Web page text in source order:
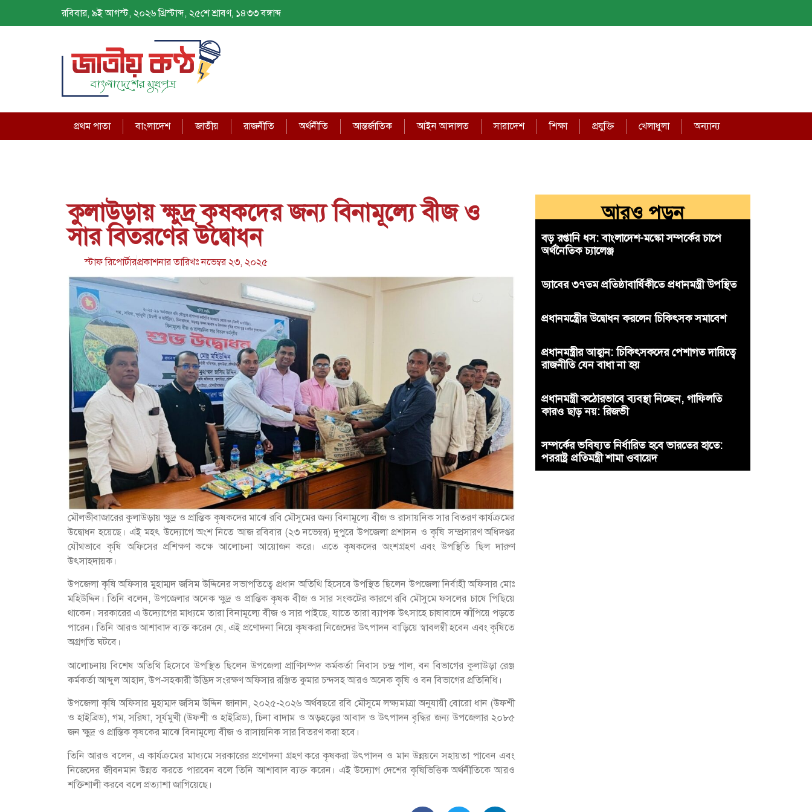
রবিবার, ৯ই আগস্ট, ২০২৬ খ্রিস্টাব্দ, ২৫শে শ্রাবণ, ১৪৩৩ বঙ্গাব্দ
প্রথম পাতা বাংলাদেশ জাতীয় রাজনীতি অর্থনীতি আন্তর্জাতিক আইন আদালত সারাদেশ শিক্ষা প্রযুক্তি খেলাধুলা অন্যান্য
কুলাউড়ায় ক্ষুদ্র কৃষকদের জন্য বিনামূল্যে বীজ ও
সার বিতরণের উদ্বোধন
স্টাফ রিপোর্টারপ্রকাশনার তারিখঃনভেম্বর ২৩, ২০২৫
মৌলভীবাজারের কুলাউড়ায় ক্ষুদ্র ও প্রান্তিক কৃষকদের মাঝে রবি মৌসুমের জন্য বিনামূল্যে বীজ ও রাসায়নিক সার বিতরণ কার্যক্রমের
উদ্বোধন হয়েছে। এই মহৎ উদ্যোগে অংশ নিতে আজ রবিবার (২৩ নভেম্বর) দুপুরে উপজেলা প্রশাসন ও কৃষি সম্প্রসারণ অধিদপ্তর
যৌথভাবে কৃষি অফিসের প্রশিক্ষণ কক্ষে আলোচনা আয়োজন করে। এতে কৃষকদের অংশগ্রহণ এবং উপস্থিতি ছিল দারুণ
উৎসাহদায়ক।
উপজেলা কৃষি অফিসার মুহাম্মদ জসিম উদ্দিনের সভাপতিত্বে প্রধান অতিথি হিসেবে উপস্থিত ছিলেন উপজেলা নির্বাহী অফিসার মোঃ
মহিউদ্দিন। তিনি বলেন, উপজেলার অনেক ক্ষুদ্র ও প্রান্তিক কৃষক বীজ ও সার সংকটের কারণে রবি মৌসুমে ফসলের চাষে পিছিয়ে
থাকেন। সরকারের এ উদ্যোগের মাধ্যমে তারা বিনামূল্যে বীজ ও সার পাইছে, যাতে তারা ব্যাপক উৎসাহে চাষাবাদে ঝাঁপিয়ে পড়তে
পারেন। তিনি আরও আশাবাদ ব্যক্ত করেন যে, এই প্রণোদনা নিয়ে কৃষকরা নিজেদের উৎপাদন বাড়িয়ে স্বাবলম্বী হবেন এবং কৃষিতে
অগ্রগতি ঘটবে।
আলোচনায় বিশেষ অতিথি হিসেবে উপস্থিত ছিলেন উপজেলা প্রাণিসম্পদ কর্মকর্তা নিবাস চন্দ্র পাল, বন বিভাগের কুলাউড়া রেঞ্জ
কর্মকর্তা আব্দুল আহাদ, উপ-সহকারী উদ্ভিদ সংরক্ষণ অফিসার রঞ্জিত কুমার চন্দসহ আরও অনেক কৃৃষি ও বন বিভাগের প্রতিনিধি।
উপজেলা কৃষি অফিসার মুহাম্মদ জসিম উদ্দিন জানান, ২০২৫-২০২৬ অর্থবছরে রবি মৌসুমে লক্ষ্যমাত্রা অনুযায়ী বোরো ধান (উফশী
ও হাইব্রিড), গম, সরিষা, সূর্যমুখী (উফশী ও হাইব্রিড), চিনা বাদাম ও অড়হড়ের আবাদ ও উৎপাদন বৃদ্ধির জন্য উপজেলার ২০৮৫
জন ক্ষুদ্র ও প্রান্তিক কৃষকের মাঝে বিনামূল্যে বীজ ও রাসায়নিক সার বিতরণ করা হবে।
তিনি আরও বলেন, এ কার্যক্রমের মাধ্যমে সরকারের প্রণোদনা গ্রহণ করে কৃষকরা উৎপাদন ও মান উন্নয়নে সহায়তা পাবেন এবং
নিজেদের জীবনমান উন্নত করতে পারবেন বলে তিনি আশাবাদ ব্যক্ত করেন। এই উদ্যোগ দেশের কৃষিভিত্তিক অর্থনীতিকে আরও
শক্তিশালী করবে বলে প্রত্যাশা জাগিয়েছে।
আরও পড়ুন
বড় রপ্তানি ধস: বাংলাদেশ-মস্কো সম্পর্কের চাপে
অর্থনৈতিক চ্যালেঞ্জ
ড্যাবের ৩৭তম প্রতিষ্ঠাবার্ষিকীতে প্রধানমন্ত্রী উপস্থিত
প্রধানমন্ত্রীের উদ্বোধন করলেন চিকিৎসক সমাবেশ
প্রধানমন্ত্রীর আহ্বান: চিকিৎসকদের পেশাগত দায়িত্বে
রাজনীতি যেন বাধা না হয়
প্রধানমন্ত্রী কঠোরভাবে ব্যবস্থা নিচ্ছেন, গাফিলতি
কারও ছাড় নয়: রিজভী
সম্পর্কের ভবিষ্যত নির্ধারিত হবে ভারতের হাতে:
পররাষ্ট্র প্রতিমন্ত্রী শামা ওবায়েদ